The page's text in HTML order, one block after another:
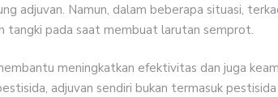
adjuvan. Namun, dalam beberapa situasi,
tangki pada saat membuat larutan semprot.
meningkatkan efektivitas dan juga
adjuvan sendiri bukan termasuk